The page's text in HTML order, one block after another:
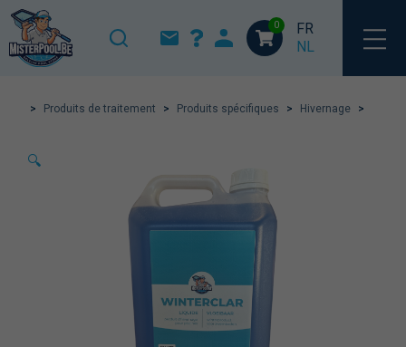
0
FR
NL
> Produits de traitement > Produits spécifiques > Hivernage >
🔍